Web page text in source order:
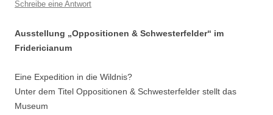
Schreibe eine Antwort
Ausstellung „Oppositionen & Schwesterfelder“ im
Fridericianum
Eine Expedition in die Wildnis?
Unter dem Titel Oppositionen & Schwesterfelder stellt das
Museum